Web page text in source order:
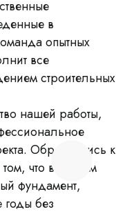
в
опытных
все
строительных
нашей работы,
Обратившись к
что ваш дом
фундамент,
без